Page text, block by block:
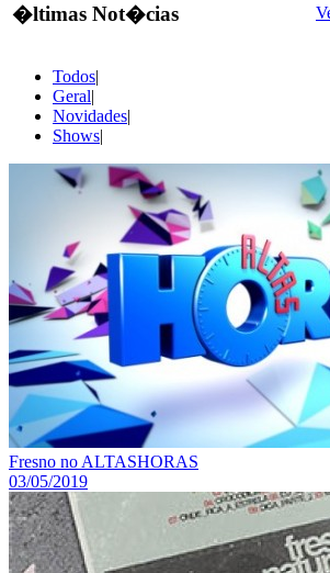
�ltimas Not�cias
Todos|
Geral|
Novidades|
Shows|
Fresno no ALTASHORAS
03/05/2019